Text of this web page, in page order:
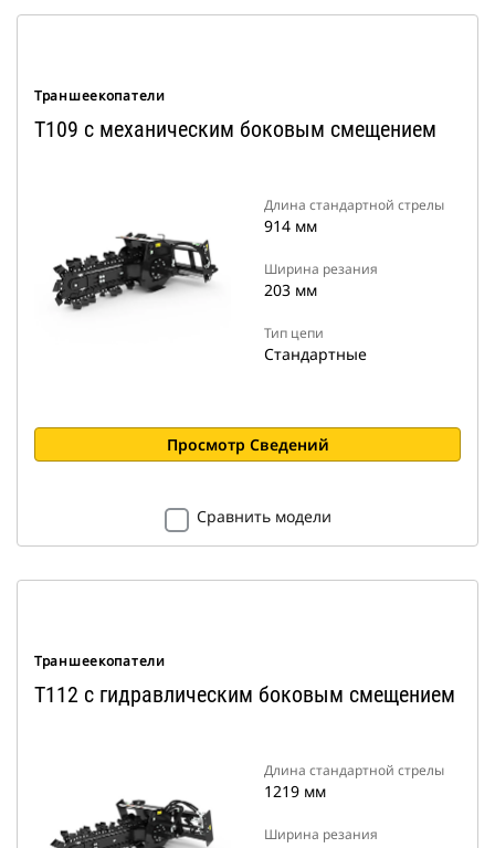
Траншеекопатели
T109 с механическим боковым смещением
Длина стандартной стрелы
914 мм
Ширина резания
203 мм
Тип цепи
Стандартные
Просмотр Сведений
Сравнить модели
Траншеекопатели
T112 с гидравлическим боковым смещением
Длина стандартной стрелы
1219 мм
Ширина резания